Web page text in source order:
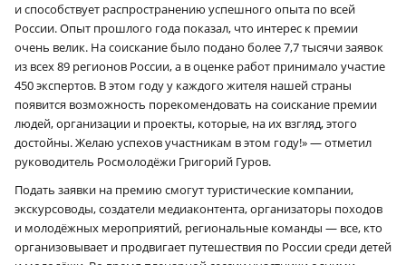
и способствует распространению успешного опыта по всей
России. Опыт прошлого года показал, что интерес к премии
очень велик. На соискание было подано более 7,7 тысячи заявок
из всех 89 регионов России, а в оценке работ принимало участие
450 экспертов. В этом году у каждого жителя нашей страны
появится возможность порекомендовать на соискание премии
людей, организации и проекты, которые, на их взгляд, этого
достойны. Желаю успехов участникам в этом году!» — отметил
руководитель Росмолодёжи Григорий Гуров.
Подать заявки на премию смогут туристические компании,
экскурсоводы, создатели медиаконтента, организаторы походов
и молодёжных мероприятий, региональные команды — все, кто
организовывает и продвигает путешествия по России среди детей